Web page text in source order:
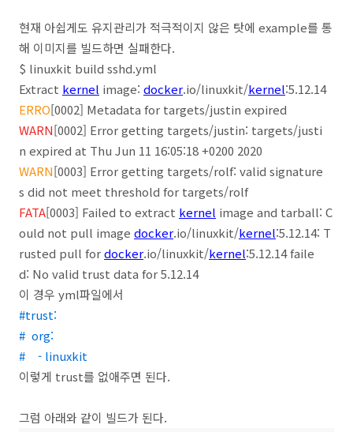
현재 아쉽게도 유지관리가 적극적이지 않은 탓에 example를 통
해 이미지를 빌드하면 실패한다.
$ linuxkit build sshd.yml
Extract kernel image: docker.io/linuxkit/kernel:5.12.14
ERRO[0002] Metadata for targets/justin expired
WARN[0002] Error getting targets/justin: targets/justi
n expired at Thu Jun 11 16:05:18 +0200 2020
WARN[0003] Error getting targets/rolf: valid signature
s did not meet threshold for targets/rolf
FATA[0003] Failed to extract kernel image and tarball: C
ould not pull image docker.io/linuxkit/kernel:5.12.14: T
rusted pull fordocker.io/linuxkit/kernel:5.12.14 faile
d: No valid trust data for 5.12.14
이 경우 yml파일에서
#trust:
# org:
# - linuxkit
이렇게 trust를 없애주면 된다.
그럼 아래와 같이 빌드가 된다.